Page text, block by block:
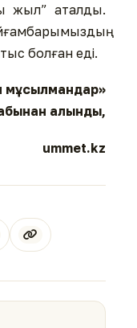
жыл” аталды.
болған еді.
мұсылмандар»
алынды,
ummet.kz